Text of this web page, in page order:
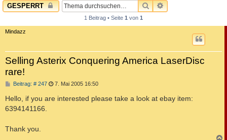
GESPERRT SUCHEERWEITERTE
1 Beitrag • Seite 1 von 1
Mindazz
Selling Asterix Conquering America LaserDisc
rare!
Beitrag: # 247B
i
t
r
7. Mai 2005 16:50
Hello, if you are interested please take a look at ebay item:
6394141166.
Thank you.